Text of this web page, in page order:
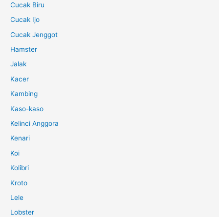
Cucak Biru
Cucak Ijo
Cucak Jenggot
Hamster
Jalak
Kacer
Kambing
Kaso-kaso
Kelinci Anggora
Kenari
Koi
Kolibri
Kroto
Lele
Lobster